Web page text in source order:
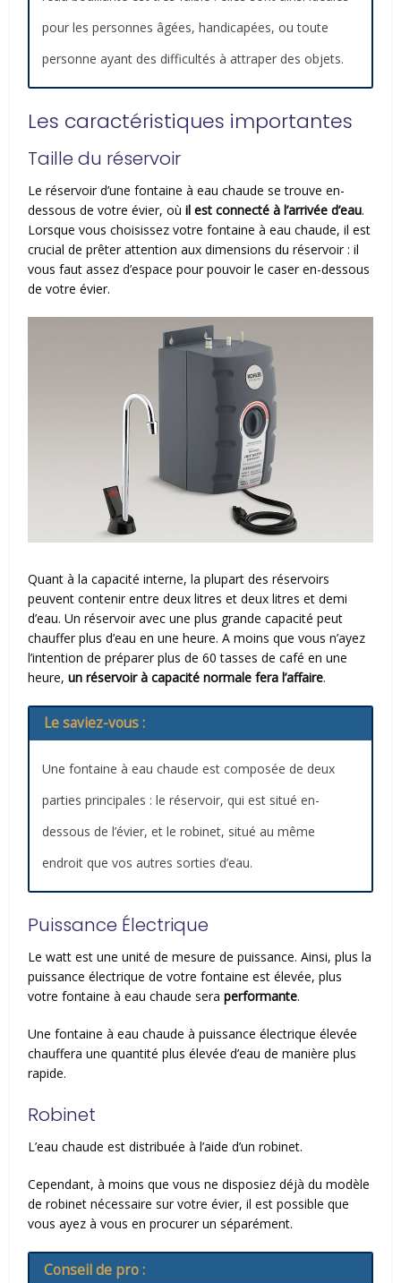
pour les personnes âgées, handicapées, ou toute
personne ayant des difficultés à attraper des objets.
Les caractéristiques importantes
Taille du réservoir
Le réservoir d’une fontaine à eau chaude se trouve en-
dessous de votre évier, oùil est connecté à l’arrivée d’eau.
Lorsque vous choisissez votre fontaine à eau chaude, il est
crucial de prêter attention aux dimensions du réservoir : il
vous faut assez d’espace pour pouvoir le caser en-dessous
de votre évier.
Quant à la capacité interne, la plupart des réservoirs
peuvent contenir entre deux litres et deux litres et demi
d’eau. Un réservoir avec une plus grande capacité peut
chauffer plus d’eau en une heure. A moins que vous n’ayez
l’intention de préparer plus de 60 tasses de café en une
heure,un réservoir à capacité normale fera l’affaire.
Le saviez-vous :
Une fontaine à eau chaude est composée de deux
parties principales : le réservoir, qui est situé en-
dessous de l’évier, et le robinet, situé au même
endroit que vos autres sorties d’eau.
Puissance Électrique
Le watt est une unité de mesure de puissance. Ainsi, plus la
puissance électrique de votre fontaine est élevée, plus
votre fontaine à eau chaude seraperformante.
Une fontaine à eau chaude à puissance électrique élevée
chauffera une quantité plus élevée d’eau de manière plus
rapide.
Robinet
L’eau chaude est distribuée à l’aide d’un robinet.
Cependant, à moins que vous ne disposiez déjà du modèle
de robinet nécessaire sur votre évier, il est possible que
vous ayez à vous en procurer un séparément.
Conseil de pro :